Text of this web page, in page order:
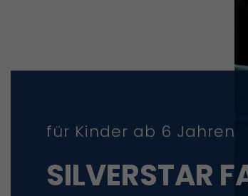
für Kinder ab 6 Jahren
SILVERSTAR